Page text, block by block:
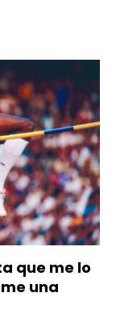
que me lo
una